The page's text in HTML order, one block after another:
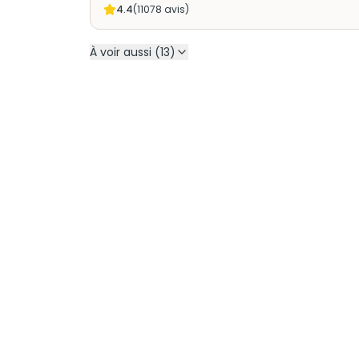
4.4(11078 avis)
À voir aussi (13)